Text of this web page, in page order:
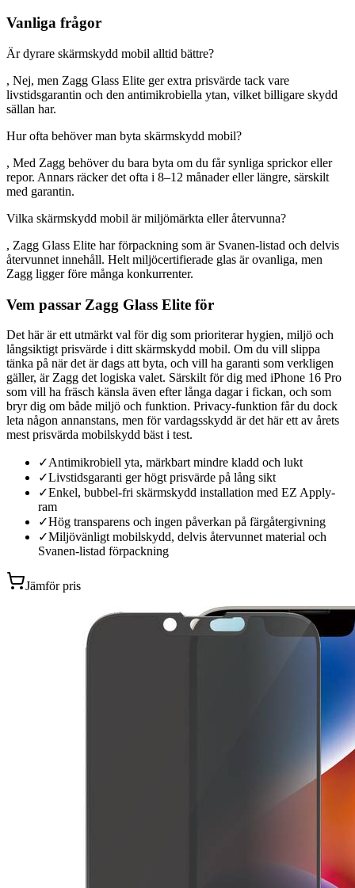
Vanliga frågor
Är dyrare skärmskydd mobil alltid bättre?
, Nej, men Zagg Glass Elite ger extra prisvärde tack vare
livstidsgarantin och den antimikrobiella ytan, vilket billigare skydd
sällan har.
Hur ofta behöver man byta skärmskydd mobil?
, Med Zagg behöver du bara byta om du får synliga sprickor eller
repor. Annars räcker det ofta i 8–12 månader eller längre, särskilt
med garantin.
Vilka skärmskydd mobil är miljömärkta eller återvunna?
, Zagg Glass Elite har förpackning som är Svanen-listad och delvis
återvunnet innehåll. Helt miljöcertifierade glas är ovanliga, men
Zagg ligger före många konkurrenter.
Vem passar Zagg Glass Elite för
Det här är ett utmärkt val för dig som prioriterar hygien, miljö och
långsiktigt prisvärde i ditt skärmskydd mobil. Om du vill slippa
tänka på när det är dags att byta, och vill ha garanti som verkligen
gäller, är Zagg det logiska valet. Särskilt för dig med iPhone 16 Pro
som vill ha fräsch känsla även efter långa dagar i fickan, och som
bryr dig om både miljö och funktion. Privacy-funktion får du dock
leta någon annanstans, men för vardagsskydd är det här ett av årets
mest prisvärda mobilskydd bäst i test.
✓Antimikrobiell yta, märkbart mindre kladd och lukt
✓Livstidsgaranti ger högt prisvärde på lång sikt
✓Enkel, bubbel-fri skärmskydd installation med EZ Apply-
ram
✓Hög transparens och ingen påverkan på färgåtergivning
✓Miljövänligt mobilskydd, delvis återvunnet material och
Svanen-listad förpackning
Jämför pris